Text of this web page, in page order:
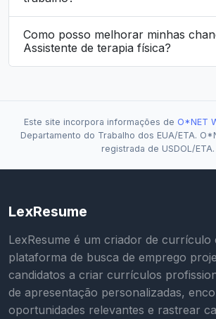
Como posso melhorar minhas
Assistente de terapia física?
Este site incorpora informações de O*NET
Departamento do Trabalho dos EUA/ETA.
registrada de USDOL/ETA.
LexResume
LexResume é um criador de currículo
plataforma de busca de emprego
candidatos a criar currículos
de apresentação personalizadas,
oportunidades relevantes e rastrear